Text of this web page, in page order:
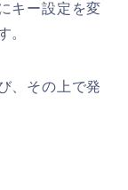
キー設定を変
。
、その上で発